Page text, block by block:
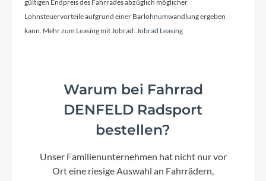
gültigen Endpreis des Fahrrades abzüglich möglicher
Lohnsteuervorteile aufgrund einer Barlohnumwandlung ergeben
kann. Mehr zum Leasing mit Jobrad:Jobrad Leasing
Warum bei Fahrrad
DENFELD Radsport
bestellen?
Unser Familienunternehmen hat nicht nur vor
Ort eine riesige Auswahl an Fahrrädern,